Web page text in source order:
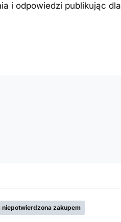
i odpowiedzi publikując dla
niepotwierdzona zakupem